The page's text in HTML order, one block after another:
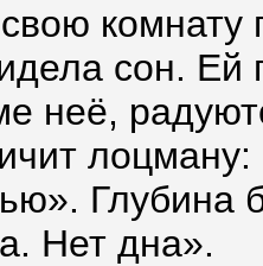
комнату
сон. Ей
неё,
Глубина
Нет дна».